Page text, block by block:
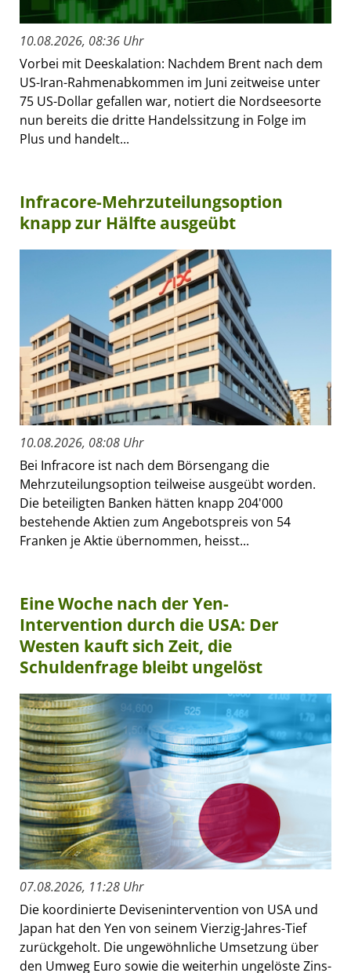
10.08.2026, 08:36 Uhr
Vorbei mit Deeskalation: Nachdem Brent nach dem
US-Iran-Rahmenabkommen im Juni zeitweise unter
75 US-Dollar gefallen war, notiert die Nordseesorte
nun bereits die dritte Handelssitzung in Folge im
Plus und handelt...
Infracore-Mehrzuteilungsoption
knapp zur Hälfte ausgeübt
10.08.2026, 08:08 Uhr
Bei Infracore ist nach dem Börsengang die
Mehrzuteilungsoption teilweise ausgeübt worden.
Die beteiligten Banken hätten knapp 204'000
bestehende Aktien zum Angebotspreis von 54
Franken je Aktie übernommen, heisst...
Eine Woche nach der Yen-
Intervention durch die USA: Der
Westen kauft sich Zeit, die
Schuldenfrage bleibt ungelöst
07.08.2026, 11:28 Uhr
Die koordinierte Devisenintervention von USA und
Japan hat den Yen von seinem Vierzig-Jahres-Tief
zurückgeholt. Die ungewöhnliche Umsetzung über
den Umweg Euro sowie die weiterhin ungelöste Zins-